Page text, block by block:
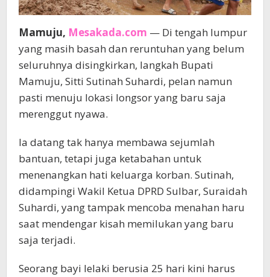
Mamuju, Mesakada.com — Di tengah lumpur
yang masih basah dan reruntuhan yang belum
seluruhnya disingkirkan, langkah Bupati
Mamuju, Sitti Sutinah Suhardi, pelan namun
pasti menuju lokasi longsor yang baru saja
merenggut nyawa.
Ia datang tak hanya membawa sejumlah
bantuan, tetapi juga ketabahan untuk
menenangkan hati keluarga korban. Sutinah,
didampingi Wakil Ketua DPRD Sulbar, Suraidah
Suhardi, yang tampak mencoba menahan haru
saat mendengar kisah memilukan yang baru
saja terjadi.
Seorang bayi lelaki berusia 25 hari kini harus